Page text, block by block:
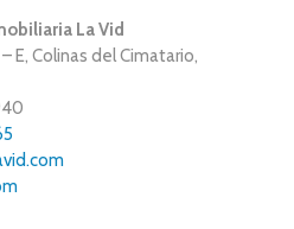
La Vid
E, Colinas del Cimatario,